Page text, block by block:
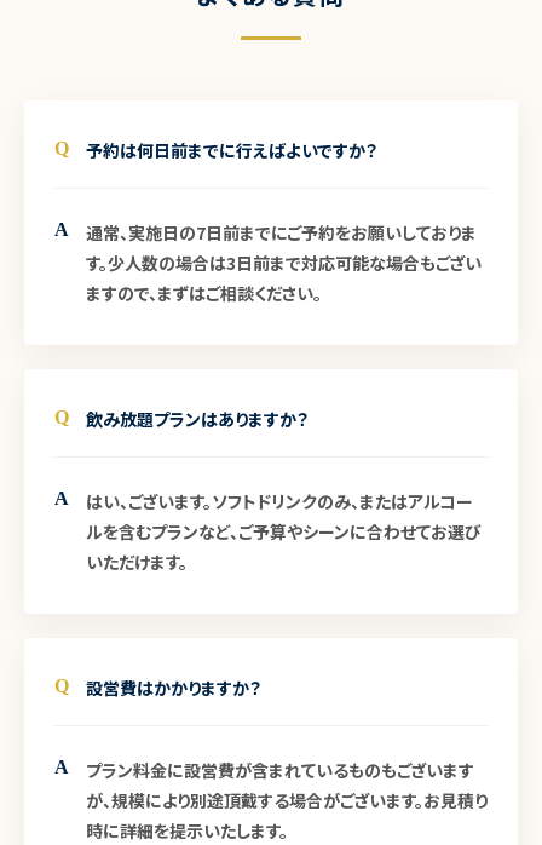
Q 予約は何日前までに行えばよいですか？
A
通常、実施日の7日前までにご予約をお願いしておりま
す。少人数の場合は3日前まで対応可能な場合もござい
ますので、まずはご相談ください。
Q 飲み放題プランはありますか？
A
はい、ございます。ソフトドリンクのみ、またはアルコー
ルを含むプランなど、ご予算やシーンに合わせてお選び
いただけます。
Q 設営費はかかりますか？
A
プラン料金に設営費が含まれているものもございます
が、規模により別途頂戴する場合がございます。お見積り
時に詳細を提示いたします。